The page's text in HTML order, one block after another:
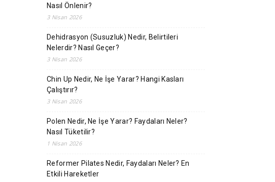
Nasıl Önlenir?
3 Nisan 2026
Dehidrasyon (Susuzluk) Nedir, Belirtileri
Nelerdir? Nasıl Geçer?
3 Nisan 2026
Chin Up Nedir, Ne İşe Yarar? Hangi Kasları
Çalıştırır?
3 Nisan 2026
Polen Nedir, Ne İşe Yarar? Faydaları Neler?
Nasıl Tüketilir?
1 Nisan 2026
Reformer Pilates Nedir, Faydaları Neler? En
Etkili Hareketler